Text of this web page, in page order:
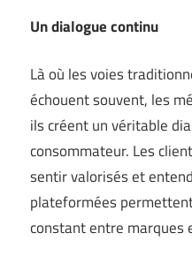
Un dialogue continu
Là où les voies
échouent souvent, les
ils créent un véritable
consommateur. Les
sentir valorisés et
plateformées
constant entre marques